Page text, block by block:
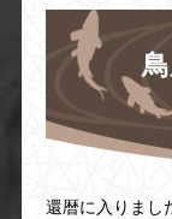
還暦に入りまし